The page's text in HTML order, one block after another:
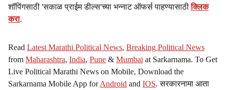
शॉपिंगसाठी 'सकाळ प्राईम डील्स'च्या भन्नाट ऑफर्स पाहण्यासाठीक्लिक
करा.
Read Latest Marathi Political News, Breaking Political News
from Maharashtra, India, Pune & Mumbai at Sarkarnama. To Get
Live Political Marathi News on Mobile, Download the
Sarkarnama Mobile App forAndroid and IOS. सरकारनामा आता